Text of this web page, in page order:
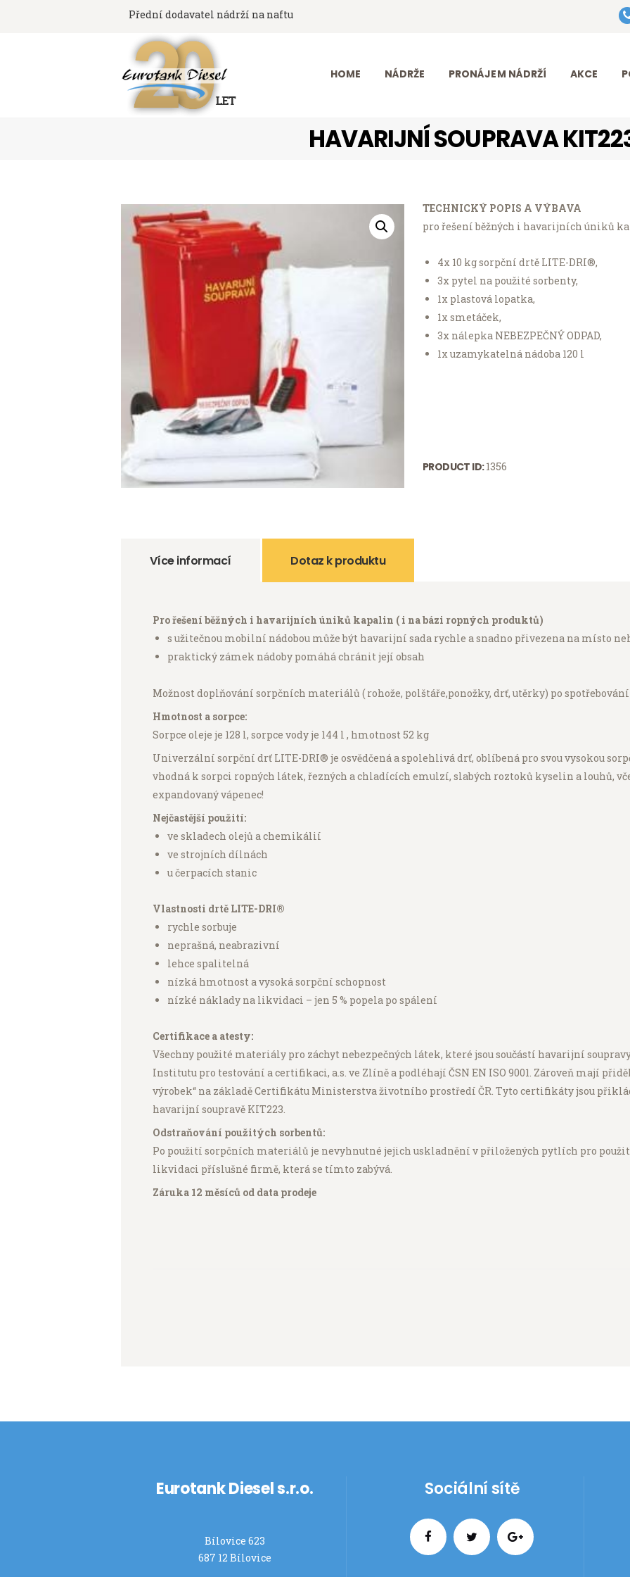
Přední dodavatel nádrží na naftu
HOME NÁDRŽE PRONÁJEM NÁDRŽÍ AKCE
HAVARIJNÍ SOUPRAVA
NÁDRŽÍ
AKCE
O FIRMĚ
KONTAKT
TECHNICKÝ POPIS A VÝBAVA
pro řešení běžných i havarijních úniků
4x 10 kg sorpční drtě LITE-DRI®,
3x pytel na použité sorbenty,
1x plastová lopatka,
1x smetáček,
3x nálepka NEBEZPEČNÝ ODPAD,
1x uzamykatelná nádoba 120 l
PRODUCT ID:1356
Více informací Dotaz k produktu
Pro řešení běžných i havarijních úniků kapalin ( i na bázi ropných produktů)
s užitečnou mobilní nádobou může být havarijní sada rychle a snadno přivezena na místo
praktický zámek nádoby pomáhá chránit její obsah
Možnost doplňování sorpčních materiálů ( rohože, polštáře,ponožky, drť, utěrky) po spotřebování
Hmotnost a sorpce:
Sorpce oleje je 128 l, sorpce vody je 144 l , hmotnost 52 kg
Univerzální sorpční drť LITE-DRI® je osvědčená a spolehlivá drť, oblíbená pro svou vysokou
vhodná k sorpci ropných látek, řezných a chladících emulzí, slabých roztoků kyselin a louhů,
expandovaný vápenec!
Nejčastější použití:
ve skladech olejů a chemikálií
ve strojních dílnách
u čerpacích stanic
Vlastnosti drtě LITE-DRI®
rychle sorbuje
neprašná, neabrazivní
lehce spalitelná
nízká hmotnost a vysoká sorpční schopnost
nízké náklady na likvidaci – jen 5 % popela po spálení
Certifikace a atesty:
Všechny použité materiály pro záchyt nebezpečných látek, které jsou součástí havarijní
Institutu pro testování a certifikaci, a.s. ve Zlíně a podléhají ČSN EN ISO 9001. Zároveň mají
výrobek“ na základě Certifikátu Ministerstva životního prostředí ČR. Tyto certifikáty jsou
havarijní soupravě KIT223.
Odstraňování použitých sorbentů:
Po použití sorpčních materiálů je nevyhnutné jejich uskladnění v přiložených pytlích pro
likvidaci příslušné firmě, která se tímto zabývá.
Záruka 12 měsíců od data prodeje
Eurotank Diesel s.r.o.
Bílovice 623
687 12 Bílovice
Sociální sítě